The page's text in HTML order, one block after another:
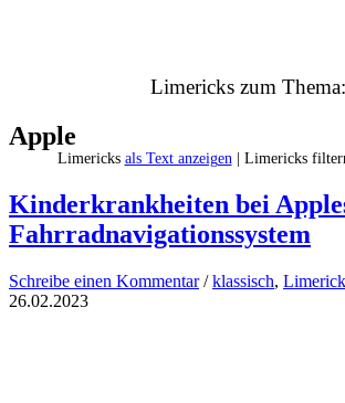
Limericks zum Thema:
Apple
Limericks als Text anzeigen| Limericks
Kinderkrankheiten bei
Fahrradnavigationssystem
Schreibe einen Kommentar /klassisch,
26.02.2023